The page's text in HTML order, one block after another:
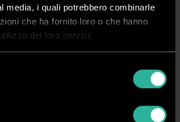
media, i quali potrebbero combinarle
che ha fornito loro o che hanno
dei loro servizi.
saper acquistare anche i corretti
È necessario accertarsi quale tipo di
con il proprio modello di
“tasche” in plastica aperte su tre lati